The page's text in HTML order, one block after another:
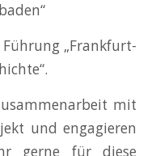
„Frankfurt-
mit
und engagieren
gerne für diese